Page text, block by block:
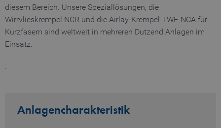
diesem Bereich. Unsere Speziallösungen, die
Wirrvlieskrempel NCR und die Airlay-Krempel TWF-NCA für
Kurzfasern sind weltweit in mehreren Dutzend Anlagen im
Einsatz.
.
Anlagencharakteristik